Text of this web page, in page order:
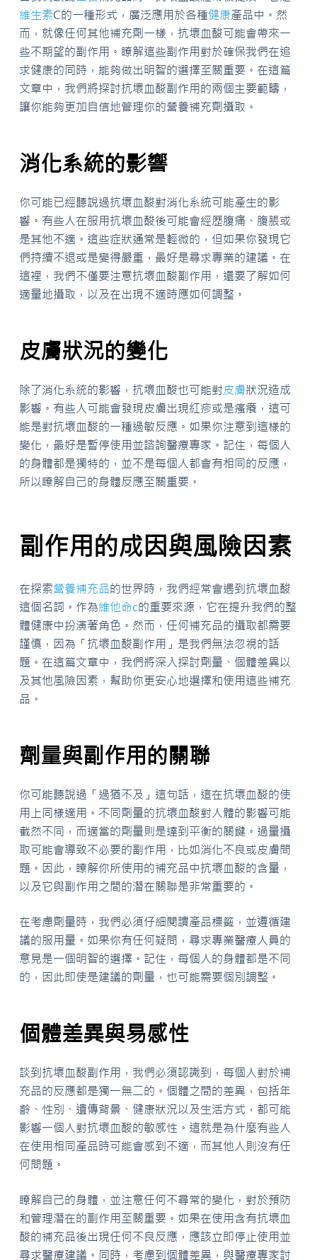
維生素C的一種形式，廣泛應用於各種健康產品中。然
而，就像任何其他補充劑一樣，抗壞血酸可能會帶來一
些不期望的副作用。瞭解這些副作用對於確保我們在追
求健康的同時，能夠做出明智的選擇至關重要。在這篇
文章中，我們將探討抗壞血酸副作用的兩個主要範疇，
讓你能夠更加自信地管理你的營養補充劑攝取。
消化系統的影響
你可能已經聽說過抗壞血酸對消化系統可能產生的影
響。有些人在服用抗壞血酸後可能會經歷腹痛、腹脹或
是其他不適。這些症狀通常是輕微的，但如果你發現它
們持續不退或是變得嚴重，最好是尋求專業的建議。在
這裡，我們不僅要注意抗壞血酸副作用，還要了解如何
適量地攝取，以及在出現不適時應如何調整。
皮膚狀況的變化
除了消化系統的影響，抗壞血酸也可能對皮膚狀況造成
影響。有些人可能會發現皮膚出現紅疹或是瘙癢，這可
能是對抗壞血酸的一種過敏反應。如果你注意到這樣的
變化，最好是暫停使用並諮詢醫療專家。記住，每個人
的身體都是獨特的，並不是每個人都會有相同的反應，
所以瞭解自己的身體反應至關重要。
副作用的成因與風險因素
在探索營養補充品的世界時，我們經常會遇到抗壞血酸
這個名詞。作為維他命c的重要來源，它在提升我們的整
體健康中扮演著角色。然而，任何補充品的攝取都需要
謹慎，因為「抗壞血酸副作用」是我們無法忽視的話
題。在這篇文章中，我們將深入探討劑量、個體差異以
及其他風險因素，幫助你更安心地選擇和使用這些補充
品。
劑量與副作用的關聯
你可能聽說過「過猶不及」這句話，這在抗壞血酸的使
用上同樣適用。不同劑量的抗壞血酸對人體的影響可能
截然不同，而適當的劑量則是達到平衡的關鍵。過量攝
取可能會導致不必要的副作用，比如消化不良或皮膚問
題。因此，瞭解你所使用的補充品中抗壞血酸的含量，
以及它與副作用之間的潛在關聯是非常重要的。
在考慮劑量時，我們必須仔細閱讀產品標籤，並遵循建
議的服用量。如果你有任何疑問，尋求專業醫療人員的
意見是一個明智的選擇。記住，每個人的身體都是不同
的，因此即使是建議的劑量，也可能需要個別調整。
個體差異與易感性
談到抗壞血酸副作用，我們必須認識到，每個人對於補
充品的反應都是獨一無二的。個體之間的差異，包括年
齡、性別、遺傳背景、健康狀況以及生活方式，都可能
影響一個人對抗壞血酸的敏感性。這就是為什麼有些人
在使用相同產品時可能會感到不適，而其他人則沒有任
何問題。
瞭解自己的身體，並注意任何不尋常的變化，對於預防
和管理潛在的副作用至關重要。如果在使用含有抗壞血
酸的補充品後出現任何不良反應，應該立即停止使用並
尋求醫療建議。同時，考慮到個體差異，與醫療專家討